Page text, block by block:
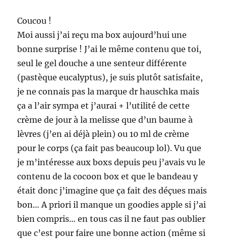
Coucou !
Moi aussi j’ai reçu ma box aujourd’hui une
bonne surprise ! J’ai le même contenu que toi,
seul le gel douche a une senteur différente
(pastèque eucalyptus), je suis plutôt satisfaite,
je ne connais pas la marque dr hauschka mais
ça a l’air sympa et j’aurai + l’utilité de cette
crème de jour à la melisse que d’un baume à
lèvres (j’en ai déjà plein) ou 10 ml de crème
pour le corps (ça fait pas beaucoup lol). Vu que
je m’intéresse aux boxs depuis peu j’avais vu le
contenu de la cocoon box et que le bandeau y
était donc j’imagine que ça fait des déçues mais
bon… A priori il manque un goodies apple si j’ai
bien compris… en tous cas il ne faut pas oublier
que c’est pour faire une bonne action (même si